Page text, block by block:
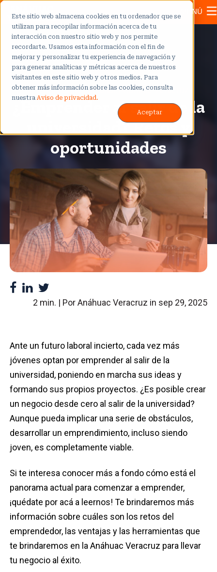
Este sitio web almacena cookies en tu ordenador que se
utilizan para recopilar información acerca de tu
interacción con nuestro sitio web y nos permite
recordarte. Usamos esta información con el fin de
mejorar y personalizar tu experiencia de navegación y
para generar analíticas y métricas acerca de nuestros
visitantes en este sitio web y otros medios. Para
obtener más información sobre las cookies, consulta
nuestra Aviso de privacidad.
Aceptar
MENÚ
Orientación vocacional,Anáhuac Veracruz
¿Emprender al salir de la
universidad? Retos y
oportunidades
2 min. | Por Anáhuac Veracruz in sep 29, 2025
Ante un futuro laboral incierto, cada vez más
jóvenes optan por emprender al salir de la
universidad, poniendo en marcha sus ideas y
formando sus propios proyectos. ¿Es posible crear
un negocio desde cero al salir de la universidad?
Aunque pueda implicar una serie de obstáculos,
desarrollar un emprendimiento, incluso siendo
joven, es completamente viable.
Si te interesa conocer más a fondo cómo está el
panorama actual para comenzar a emprender,
¡quédate por acá a leernos! Te brindaremos más
información sobre cuáles son los retos del
emprendedor, las ventajas y las herramientas que
te brindaremos en la Anáhuac Veracruz para llevar
tu negocio al éxito.